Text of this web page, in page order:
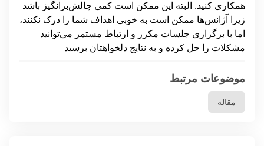
همکاری کنید. البته این ممکن است کمی چالش‌برانگیز باشد
زیرا آژانس‌ها ممکن است به خوبی اهداف شما را درک نکنند،
اما با برگزاری جلسات مکرر و ارتباط مستمر می‌توانید
مشکلات را حل کرده و به نتایج دلخواهتان برسید
موضوعات مرتبط
مقاله